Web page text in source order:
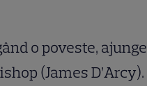
o poveste, ajunge
(James D’Arcy).